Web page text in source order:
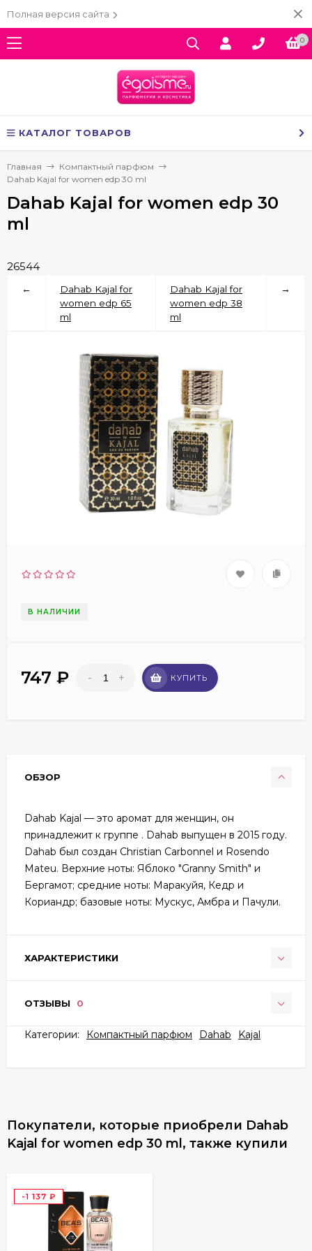
Полная версия сайта
0
КАТАЛОГ ТОВАРОВ
Главная
Компактный парфюм
Dahab Kajal for women edp 30 ml
Dahab Kajal for women edp 30
ml
26544
←
Dahab Kajal for
women edp 65
ml
Dahab Kajal for
women edp 38
ml
→
В НАЛИЧИИ
747 ₽ - + КУПИТЬ
ОБЗОР
Dahab Kajal — это аромат для женщин, он
принадлежит к группе . Dahab выпущен в 2015 году.
Dahab был создан Christian Carbonnel и Rosendo
Mateu. Верхние ноты: Яблоко "Granny Smith" и
Бергамот; средние ноты: Маракуйя, Кедр и
Кориандр; базовые ноты: Мускус, Амбра и Пачули.
ХАРАКТЕРИСТИКИ
ОТЗЫВЫ 0
Категории: Компактный парфюм Dahab Kajal
Покупатели, которые приобрели Dahab
Kajal for women edp 30 ml, также купили
-1 137 ₽